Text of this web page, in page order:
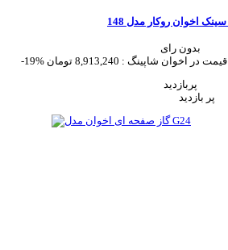
بدون رای
-19%
قیمت در اخوان شاپینگ : 8,913,240 تومان
پربازدید
پر بازدید